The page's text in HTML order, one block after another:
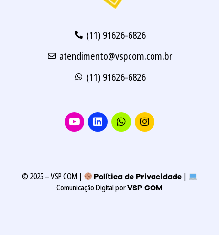
(11) 91626-6826
atendimento@vspcom.com.br
(11) 91626-6826
Y
o
u
e
L
i
n
i
n
W
h
a
p
p
I
n
s
r
a
m
© 2025 – VSP COM | Política de Privacidade |
Comunicação DigitalporVSP COM